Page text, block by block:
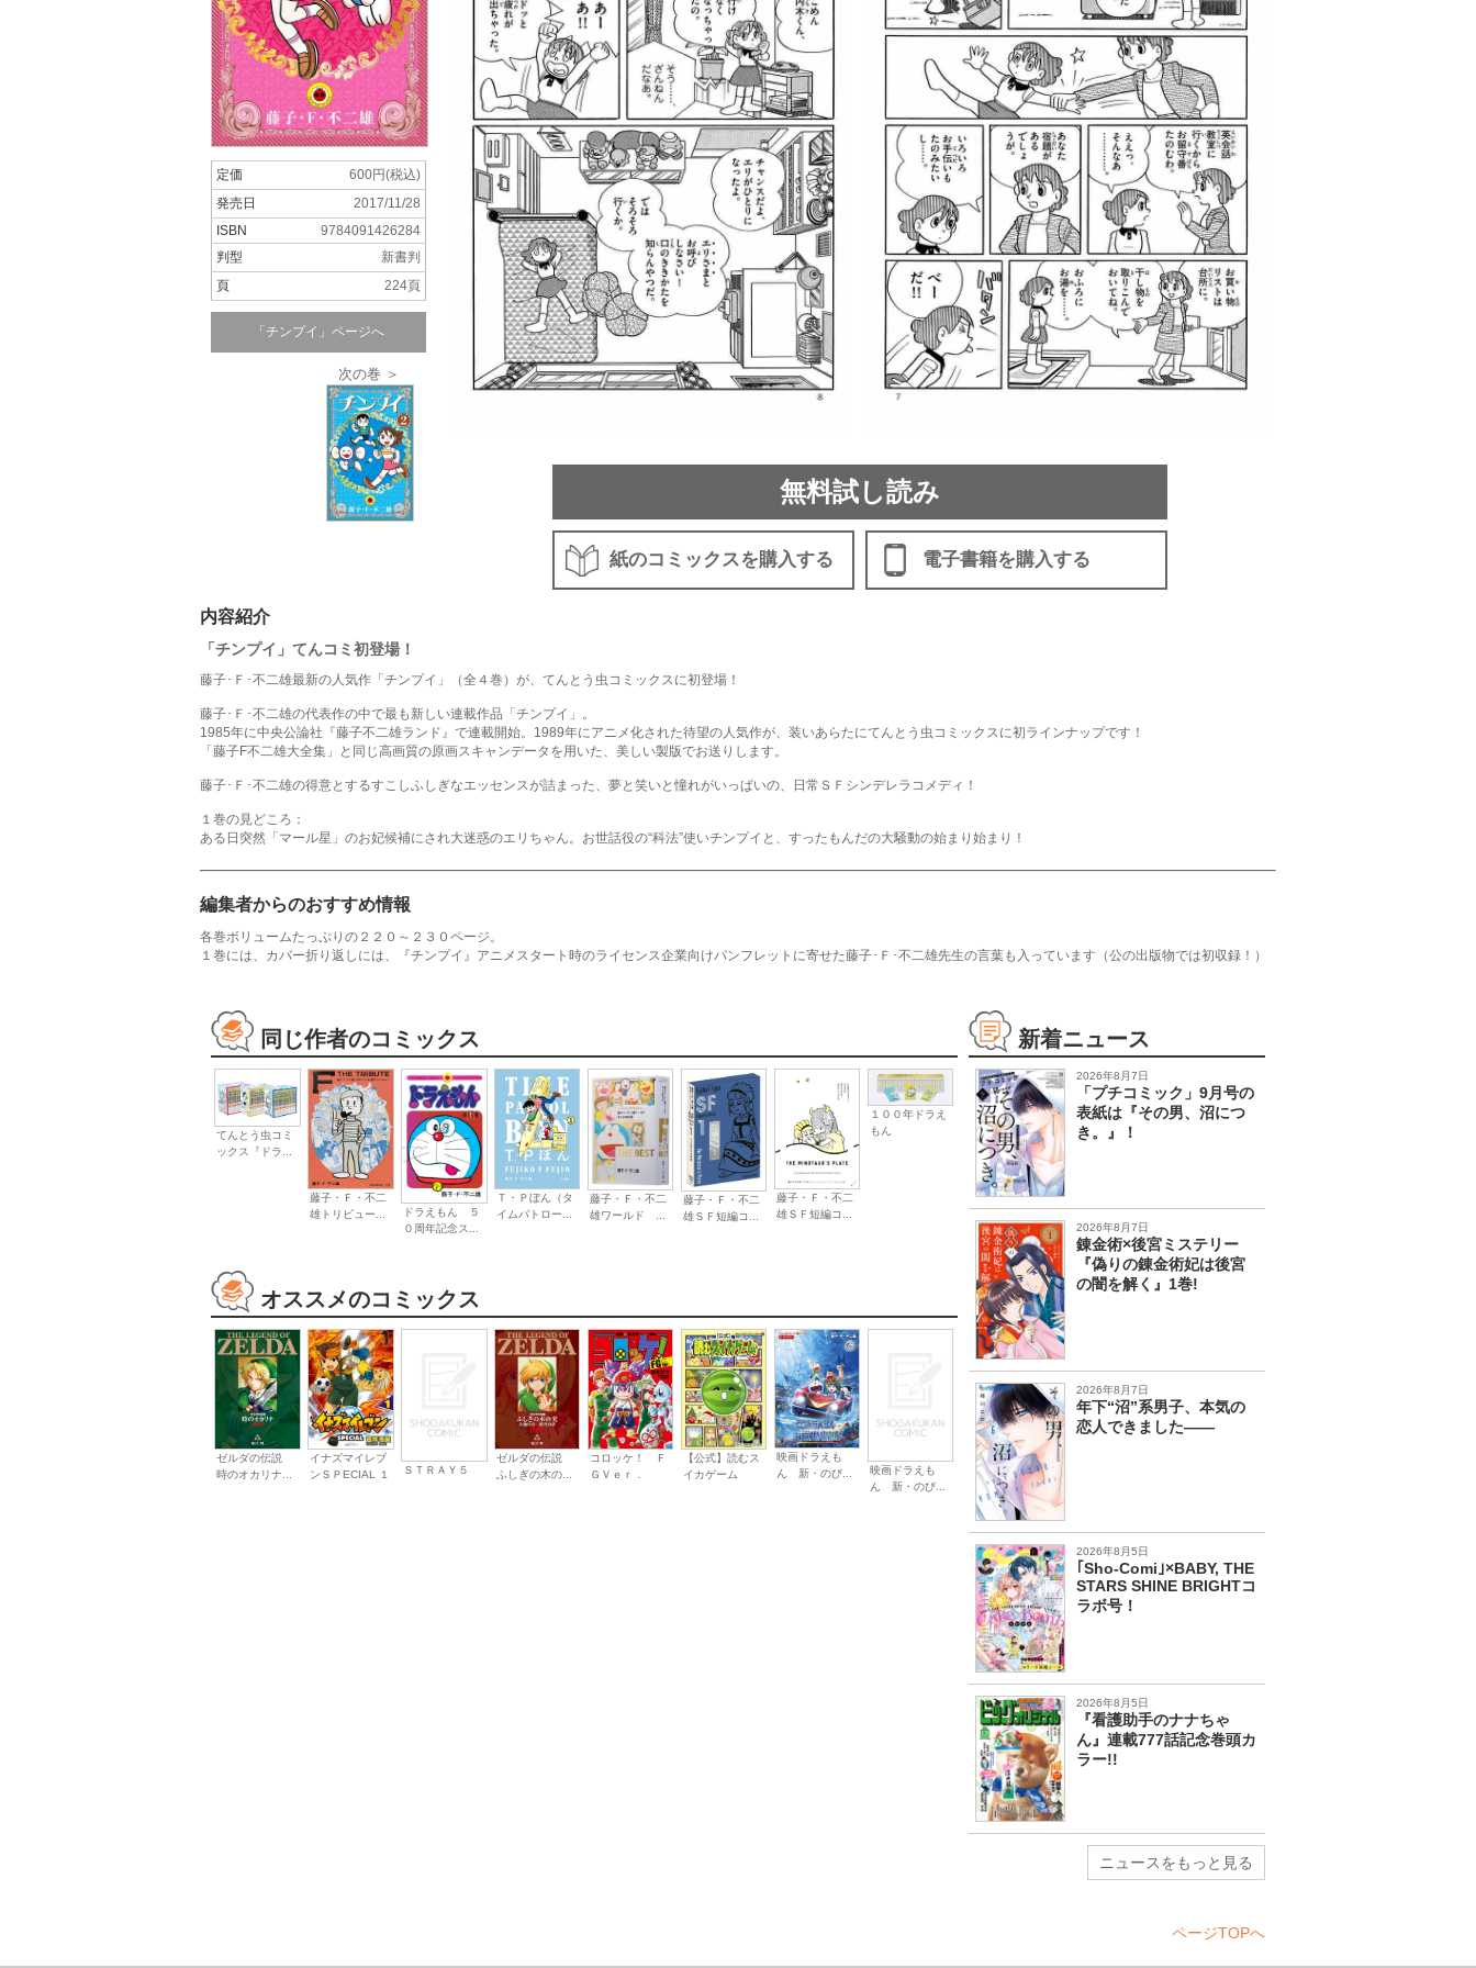
定価
600円(税込)
発売日
2017/11/28
ISBN
9784091426284
判型
新書判
頁
224頁
「チンプイ」ページへ
次の巻 ＞
無料試し読み
紙のコミックスを購入する 電子書籍を購入する
内容紹介
「チンプイ」てんコミ初登場！
藤子･Ｆ･不二雄最新の人気作「チンプイ」（全４巻）が、てんとう虫コミックスに初登場！
藤子･Ｆ･不二雄の代表作の中で最も新しい連載作品「チンプイ」。
1985年に中央公論社『藤子不二雄ランド』で連載開始。1989年にアニメ化された待望の人気作が、装いあらたにてんとう虫コミックスに初ラインナップです！
「藤子F不二雄大全集」と同じ高画質の原画スキャンデータを用いた、美しい製版でお送りします。
藤子･Ｆ･不二雄の得意とするすこしふしぎなエッセンスが詰まった、夢と笑いと憧れがいっぱいの、日常ＳＦシンデレラコメディ！
１巻の見どころ：
ある日突然「マール星」のお妃候補にされ大迷惑のエリちゃん。お世話役の“科法”使いチンプイと、すったもんだの大騒動の始まり始まり！
編集者からのおすすめ情報
各巻ボリュームたっぷりの２２０～２３０ページ。
１巻には、カバー折り返しには、『チンプイ』アニメスタート時のライセンス企業向けパンフレットに寄せた藤子･Ｆ･不二雄先生の言葉も入っています（公の出版物では初収録！）
同じ作者のコミックス
てんとう虫コミ
ックス『ドラ...
藤子・Ｆ・不二
雄トリビュー...
ドラえもん ５
０周年記念ス...
Ｔ・Ｐぼん（タ
イムパトロー...
藤子・Ｆ・不二
雄ワールド ...
藤子・Ｆ・不二
雄ＳＦ短編コ...
藤子・Ｆ・不二
雄ＳＦ短編コ...
１００年ドラえ
もん
オススメのコミックス
ゼルダの伝説
時のオカリナ...
イナズマイレブ
ンＳＰECIAL １
ＳＴＲＡＹ５
ゼルダの伝説
ふしぎの木の...
コロッケ！ Ｆ
ＧＶｅｒ．
【公式】読むス
イカゲーム
映画ドラえも
ん 新・のび...
映画ドラえも
ん 新・のび...
新着ニュース
2026年8月7日
「プチコミック」9月号の
表紙は『その男、沼につ
き。』！
2026年8月7日
錬金術×後宮ミステリー
『偽りの錬金術妃は後宮
の闇を解く』1巻!
2026年8月7日
年下“沼”系男子、本気の
恋人できました――
2026年8月5日
｢Sho-Comi｣×BABY, THE
STARS SHINE BRIGHTコ
ラボ号！
2026年8月5日
『看護助手のナナちゃ
ん』連載777話記念巻頭カ
ラー!!
ニュースをもっと見る
ページTOPへ